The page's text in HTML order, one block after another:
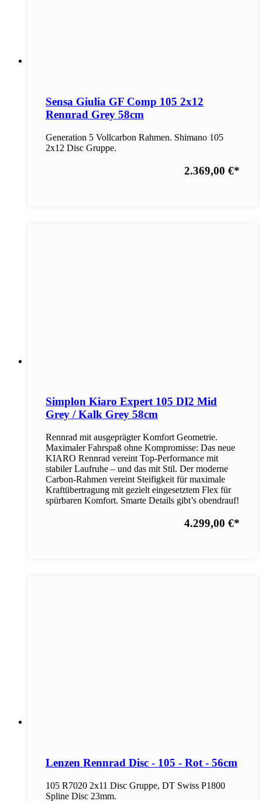
Sensa Giulia GF Comp 105 2x12
Rennrad Grey 58cm
Generation 5 Vollcarbon Rahmen. Shimano 105
2x12 Disc Gruppe.
2.369,00 €*
Simplon Kiaro Expert 105 DI2 Mid
Grey / Kalk Grey 58cm
Rennrad mit ausgeprägter Komfort Geometrie.
Maximaler Fahrspaß ohne Kompromisse: Das neue
KIARO Rennrad vereint Top-Performance mit
stabiler Laufruhe – und das mit Stil. Der moderne
Carbon-Rahmen vereint Steifigkeit für maximale
Kraftübertragung mit gezielt eingesetztem Flex für
spürbaren Komfort. Smarte Details gibt’s obendrauf!
4.299,00 €*
Lenzen Rennrad Disc - 105 - Rot - 56cm
105 R7020 2x11 Disc Gruppe, DT Swiss P1800
Spline Disc 23mm.